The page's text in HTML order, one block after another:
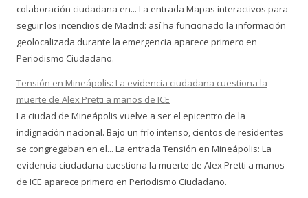
colaboración ciudadana en... La entrada Mapas interactivos para
seguir los incendios de Madrid: así ha funcionado la información
geolocalizada durante la emergencia aparece primero en
Periodismo Ciudadano.
Tensión en Mineápolis: La evidencia ciudadana cuestiona la
muerte de Alex Pretti a manos de ICE
La ciudad de Mineápolis vuelve a ser el epicentro de la
indignación nacional. Bajo un frío intenso, cientos de residentes
se congregaban en el... La entrada Tensión en Mineápolis: La
evidencia ciudadana cuestiona la muerte de Alex Pretti a manos
de ICE aparece primero en Periodismo Ciudadano.